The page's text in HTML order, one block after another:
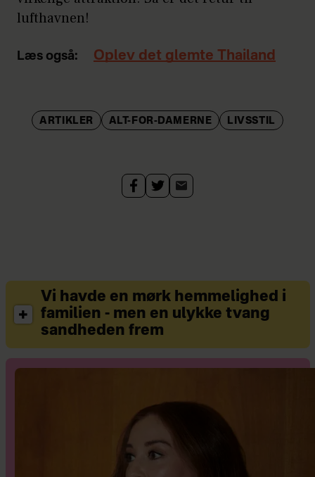
lufthavnen!
Læs også: Oplev det glemte Thailand
ARTIKLER ALT-FOR-DAMERNE LIVSSTIL
Vi havde en mørk hemmelighed i
familien - men en ulykke tvang
sandheden frem